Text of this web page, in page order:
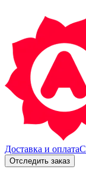
Доставка и оплата
Отследить заказ